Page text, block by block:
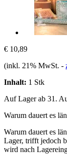
€ 10,89
(inkl. 21% MwSt. -
Inhalt: 1 Stk
Auf Lager ab 31.
Warum dauert es
Warum dauert es
Lager, trifft jedoch
wird nach